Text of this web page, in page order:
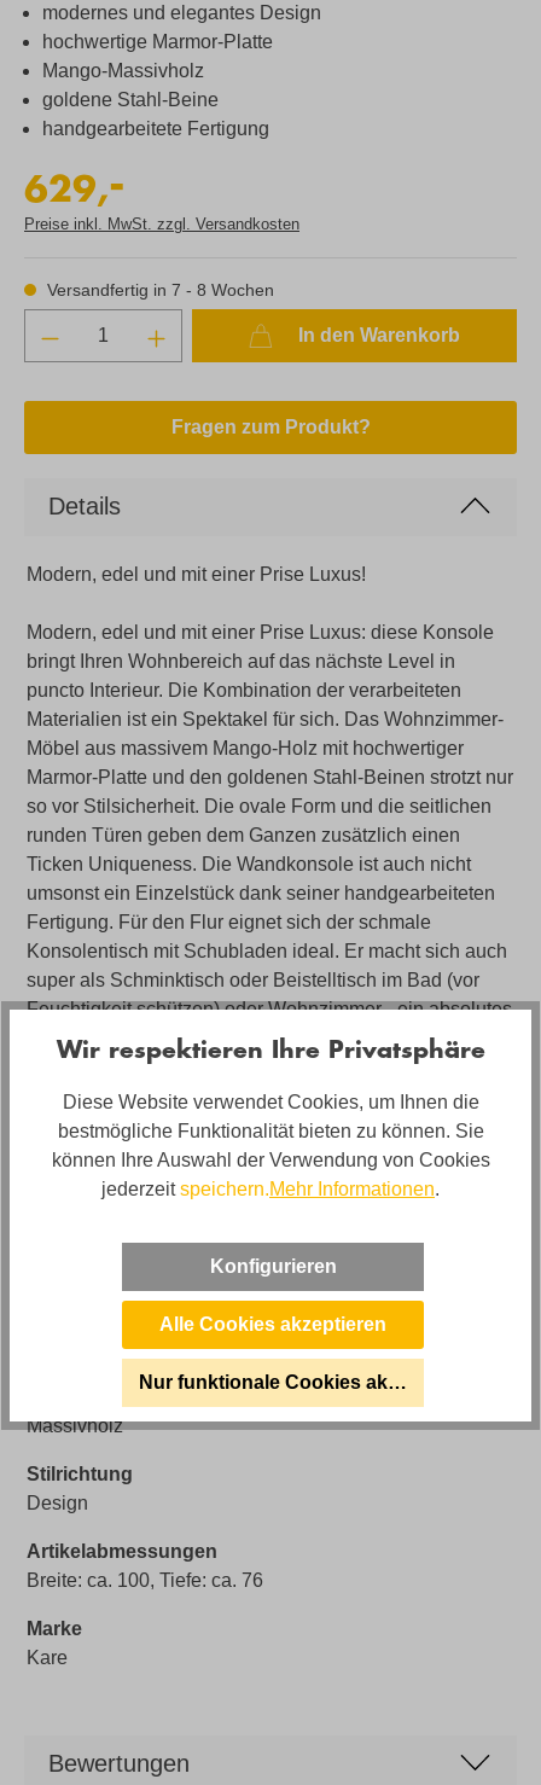
modernes und elegantes Design
hochwertige Marmor-Platte
Mango-Massivholz
goldene Stahl-Beine
handgearbeitete Fertigung
629,
-
Preise inkl. MwSt. zzgl. Versandkosten
Versandfertig in 7 - 8 Wochen
In den Warenkorb
Fragen zum Produkt?
Details
Modern, edel und mit einer Prise Luxus!
Modern, edel und mit einer Prise Luxus: diese Konsole
bringt Ihren Wohnbereich auf das nächste Level in
puncto Interieur. Die Kombination der verarbeiteten
Materialien ist ein Spektakel für sich. Das Wohnzimmer-
Möbel aus massivem Mango-Holz mit hochwertiger
Marmor-Platte und den goldenen Stahl-Beinen strotzt nur
so vor Stilsicherheit. Die ovale Form und die seitlichen
runden Türen geben dem Ganzen zusätzlich einen
Ticken Uniqueness. Die Wandkonsole ist auch nicht
umsonst ein Einzelstück dank seiner handgearbeiteten
Fertigung. Für den Flur eignet sich der schmale
Konsolentisch mit Schubladen ideal. Er macht sich auch
super als Schminktisch oder Beistelltisch im Bad (vor
Feuchtigkeit schützen) oder Wohnzimmer - ein absolutes
Multitalent!
Angebot bestehend aus: Konsole ca. 100x76cm,
Deckplatte Marmor, Korpus/Fronten in Mango-
Artikelnummer
Massivholz
Stilrichtung
Design
Artikelabmessungen
Breite: ca. 100, Tiefe: ca. 76
Marke
Kare
Bewertungen
Wir respektieren Ihre Privatsphäre
Diese Website verwendet Cookies, um Ihnen die
bestmögliche Funktionalität bieten zu können. Sie
können Ihre Auswahl der Verwendung von Cookies
jederzeitspeichern.Mehr Informationen.
Konfigurieren
Alle Cookies akzeptieren
Nur funktionale Cookies akzeptieren